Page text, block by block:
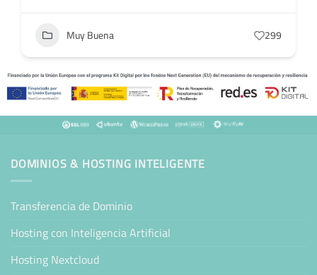
Muy Buena 299
DOMINIOS & HOSTING INTELIGENTE
Transferencia de Dominio
Hosting con Inteligencia Artificial
Hosting Nextcloud